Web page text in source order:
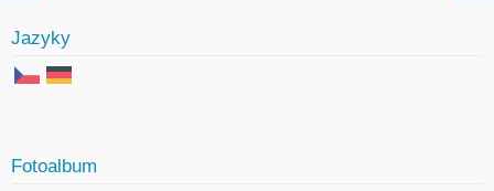
Jazyky
Fotoalbum